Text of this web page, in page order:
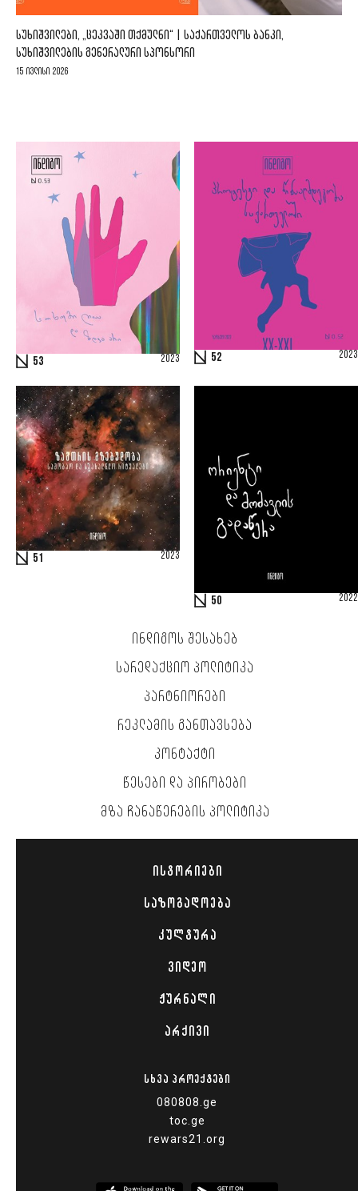
ᲡᲣᲮᲘᲨᲕᲘᲚᲔᲑᲘ, „ᲪᲔᲙᲕᲐᲨᲘ ᲗᲥᲛᲣᲚᲜᲘ“ | ᲡᲐᲥᲐᲠᲗᲕᲔᲚᲝᲡ ᲑᲐᲜᲙᲘ,
ᲡᲣᲮᲘᲨᲕᲘᲚᲔᲑᲘᲡ ᲒᲔᲜᲔᲠᲐᲚᲣᲠᲘ ᲡᲞᲝᲜᲡᲝᲠᲘ
15 ივლისი 2026
53 2023 52 2023
51 2023
50 2022
ᲘᲜᲓᲘᲒᲝᲡ ᲨᲔᲡᲐᲮᲔᲑ
ᲡᲐᲠᲔᲓᲐᲥᲪᲘᲝ ᲞᲝᲚᲘᲢᲘᲙᲐ
ᲞᲐᲠᲢᲜᲘᲝᲠᲔᲑᲘ
ᲠᲔᲙᲚᲐᲛᲘᲡ ᲒᲐᲜᲗᲐᲕᲡᲔᲑᲐ
ᲙᲝᲜᲢᲐᲥᲢᲘ
ᲬᲔᲡᲔᲑᲘ ᲓᲐ ᲞᲘᲠᲝᲑᲔᲑᲘ
ᲛᲖᲐ ᲩᲐᲜᲐᲬᲔᲠᲔᲑᲘᲡ ᲞᲝᲚᲘᲢᲘᲙᲐ
ᲘᲡᲢᲝᲠᲘᲔᲑᲘ
ᲡᲐᲖᲝᲒᲐᲓᲝᲔᲑᲐ
ᲙᲣᲚᲢᲣᲠᲐ
ᲕᲘᲓᲔᲝ
ᲟᲣᲠᲜᲐᲚᲘ
ᲐᲠᲥᲘᲕᲘ
ᲡᲮᲕᲐ ᲞᲠᲝᲔᲥᲢᲔᲑᲘ
080808.ge
toc.ge
rewars21.org